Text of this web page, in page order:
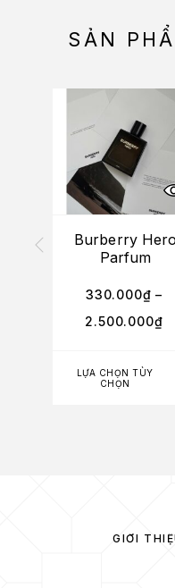
SẢN
LỰA CHỌN TÙY
CHỌN
Burberry Hero
Parfum
330.000₫ –
2.500.000₫
GIỚI